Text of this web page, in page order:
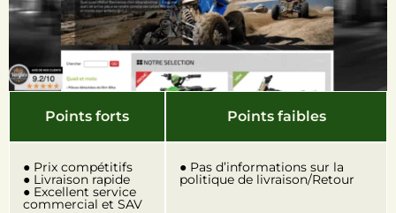
Points forts Points faibles
● Prix compétitifs
● Livraison rapide
● Excellent service
commercial et SAV
● Pas d’informations sur la
politique de livraison/Retour